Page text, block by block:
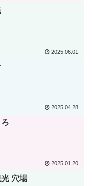
2025.06.01
2025.04.28
2025.01.20
穴場